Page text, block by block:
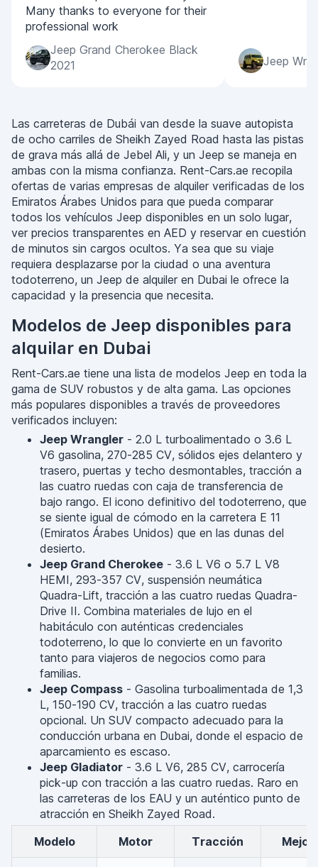
Many thanks to everyone for their
professional work
Jeep Grand Cherokee Black
2021
Jeep
Las carreteras de Dubái van desde la suave autopista
de ocho carriles de Sheikh Zayed Road hasta las pistas
de grava más allá de Jebel Ali, y un Jeep se maneja en
ambas con la misma confianza. Rent-Cars.ae recopila
ofertas de varias empresas de alquiler verificadas de los
Emiratos Árabes Unidos para que pueda comparar
todos los vehículos Jeep disponibles en un solo lugar,
ver precios transparentes en AED y reservar en cuestión
de minutos sin cargos ocultos. Ya sea que su viaje
requiera desplazarse por la ciudad o una aventura
todoterreno, un Jeep de alquiler en Dubai le ofrece la
capacidad y la presencia que necesita.
Modelos de Jeep disponibles para
alquilar en Dubai
Rent-Cars.ae tiene una lista de modelos Jeep en toda la
gama de SUV robustos y de alta gama. Las opciones
más populares disponibles a través de proveedores
verificados incluyen:
Jeep Wrangler - 2.0 L turboalimentado o 3.6 L
V6 gasolina, 270-285 CV, sólidos ejes delantero y
trasero, puertas y techo desmontables, tracción a
las cuatro ruedas con caja de transferencia de
bajo rango. El icono definitivo del todoterreno, que
se siente igual de cómodo en la carretera E 11
(Emiratos Árabes Unidos) que en las dunas del
desierto.
Jeep Grand Cherokee - 3.6 L V6 o 5.7 L V8
HEMI, 293-357 CV, suspensión neumática
Quadra-Lift, tracción a las cuatro ruedas Quadra-
Drive II. Combina materiales de lujo en el
habitáculo con auténticas credenciales
todoterreno, lo que lo convierte en un favorito
tanto para viajeros de negocios como para
familias.
Jeep Compass - Gasolina turboalimentada de 1,3
L, 150-190 CV, tracción a las cuatro ruedas
opcional. Un SUV compacto adecuado para la
conducción urbana en Dubai, donde el espacio de
aparcamiento es escaso.
Jeep Gladiator - 3.6 L V6, 285 CV, carrocería
pick-up con tracción a las cuatro ruedas. Raro en
las carreteras de los EAU y un auténtico punto de
atracción en Sheikh Zayed Road.
Modelo
Motor Tracción